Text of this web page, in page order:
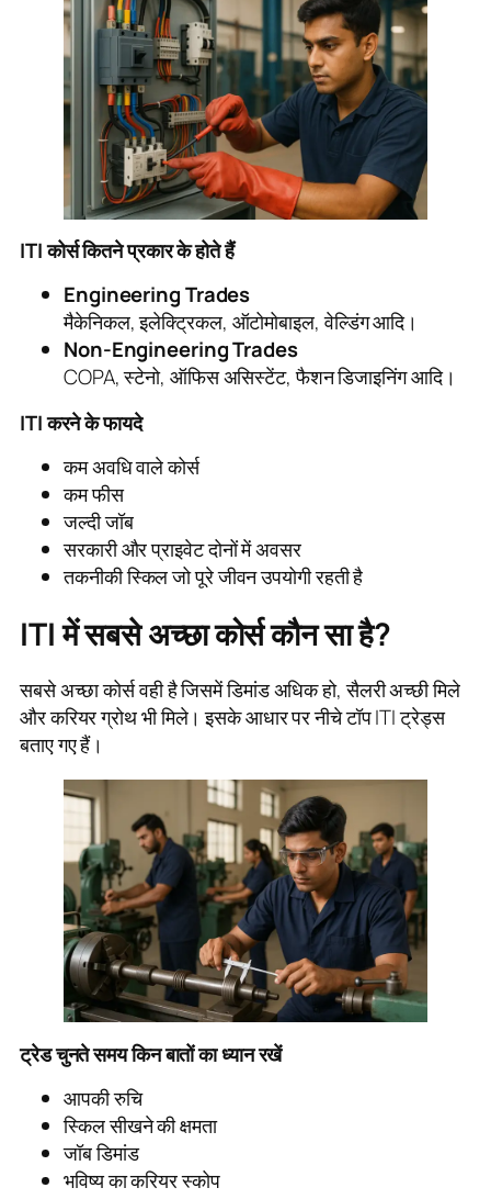
ITI कोर्स कितने प्रकार के होते हैं
Engineering Trades
मैकेनिकल, इलेक्ट्रिकल, ऑटोमोबाइल, वेल्डिंग आदि।
Non-Engineering Trades
COPA, स्टेनो, ऑफिस असिस्टेंट, फैशन डिजाइनिंग आदि।
ITI करने के फायदे
कम अवधि वाले कोर्स
कम फीस
जल्दी जॉब
सरकारी और प्राइवेट दोनों में अवसर
तकनीकी स्किल जो पूरे जीवन उपयोगी रहती है
ITI में सबसे अच्छा कोर्स कौन सा है?
सबसे अच्छा कोर्स वही है जिसमें डिमांड अधिक हो, सैलरी अच्छी मिले
और करियर ग्रोथ भी मिले। इसके आधार पर नीचे टॉप ITI ट्रेड्स
बताए गए हैं।
ट्रेड चुनते समय किन बातों का ध्यान रखें
आपकी रुचि
स्किल सीखने की क्षमता
जॉब डिमांड
भविष्य का करियर स्कोप